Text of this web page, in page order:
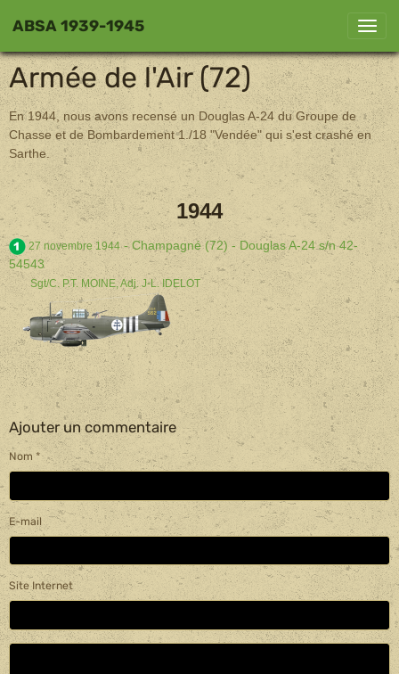
ABSA 1939-1945
Armée de l'Air (72)
En 1944, nous avons recensé un Douglas A-24 du Groupe de
Chasse et de Bombardement 1./18 "Vendée" qui s'est crashé en
Sarthe.
1944
27 novembre 1944- Champagné (72) - Douglas A-24 s/n 42-
54543
Sgt/C. P.T. MOINE, Adj. J-L. IDELOT
Ajouter un commentaire
Nom
E-mail
Site Internet